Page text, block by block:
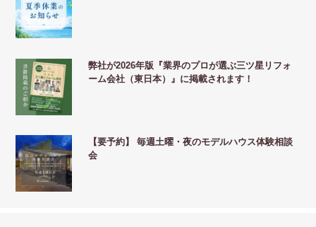
弊社が2026年版『業界のプロが選ぶ三ツ星リフォ
ーム会社（東日本）』に掲載されます！
【要予約】 毎週土曜・夜のモデルハウス体験相談
会